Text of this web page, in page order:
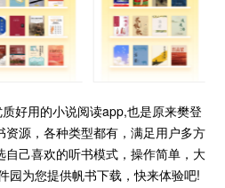
好用的小说阅读app,也是原来樊登
源，各种类型都有，满足用户多方
己喜欢的听书模式，操作简单，大
园为您提供帆书下载，快来体验吧!